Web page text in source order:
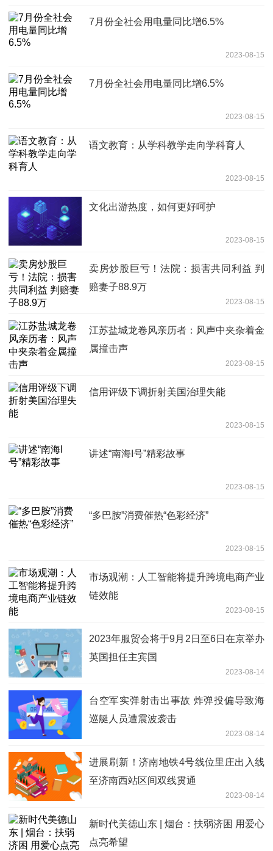
7月份全社会用电量同比增6.5%
2023-08-15
7月份全社会用电量同比增6.5%
2023-08-15
语文教育：从学科教学走向学科育人
2023-08-15
文化出游热度，如何更好呵护
2023-08-15
卖房炒股巨亏！法院：损害共同利益 判
赔妻子88.9万
2023-08-15
江苏盐城龙卷风亲历者：风声中夹杂着金
属撞击声
2023-08-15
信用评级下调折射美国治理失能
2023-08-15
讲述“南海I号”精彩故事
2023-08-15
“多巴胺”消费催热“色彩经济”
2023-08-15
市场观潮：人工智能将提升跨境电商产业
链效能
2023-08-15
2023年服贸会将于9月2日至6日在京举办
英国担任主宾国
2023-08-14
台空军实弹射击出事故 炸弹投偏导致海
巡艇人员遭震波袭击
2023-08-14
进展刷新！济南地铁4号线位里庄出入线
至济南西站区间双线贯通
2023-08-14
新时代美德山东 | 烟台：扶弱济困 用爱心
点亮希望